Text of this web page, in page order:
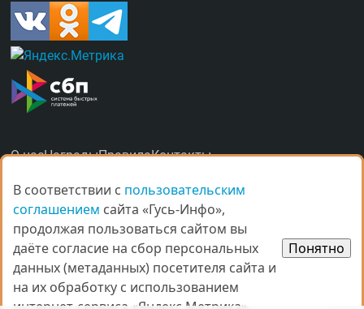
О насНаградыПравилаКонтакты
© Все права защищены.
При копировании материалов ссыл­ка на
В соответствии с пользовательским
соглашением сайта «Гусь-Инфо»,
продолжая пользоваться сайтом вы
даёте согласие на сбор персональных
данных (метаданных) посетителя сайта и
на их обработку с использованием
Понятно
В соответствии с пользовательским
соглашением сайта «Гусь-Инфо»,
продолжая пользоваться сайтом вы
даёте согласие на сбор персональных
данных (метаданных) посетителя сайта и
на их обработку с использованием
Понятно